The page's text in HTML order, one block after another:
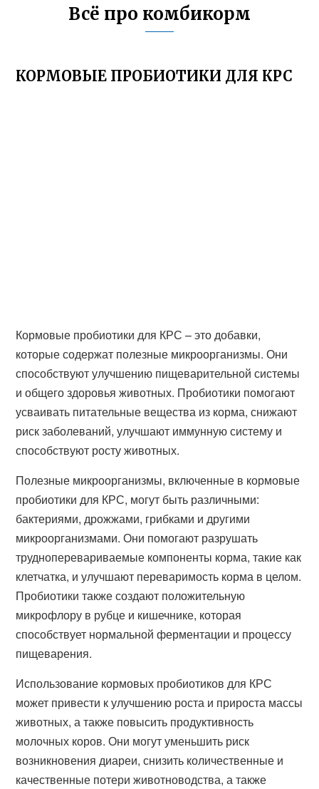
Всё про комбикорм
КОРМОВЫЕ ПРОБИОТИКИ ДЛЯ КРС
Кормовые пробиотики для КРС – это добавки,
которые содержат полезные микроорганизмы. Они
способствуют улучшению пищеварительной системы
и общего здоровья животных. Пробиотики помогают
усваивать питательные вещества из корма, снижают
риск заболеваний, улучшают иммунную систему и
способствуют росту животных.
Полезные микроорганизмы, включенные в кормовые
пробиотики для КРС, могут быть различными:
бактериями, дрожжами, грибками и другими
микроорганизмами. Они помогают разрушать
трудноперевариваемые компоненты корма, такие как
клетчатка, и улучшают переваримость корма в целом.
Пробиотики также создают положительную
микрофлору в рубце и кишечнике, которая
способствует нормальной ферментации и процессу
пищеварения.
Использование кормовых пробиотиков для КРС
может привести к улучшению роста и прироста массы
животных, а также повысить продуктивность
молочных коров. Они могут уменьшить риск
возникновения диареи, снизить количественные и
качественные потери животноводства, а также